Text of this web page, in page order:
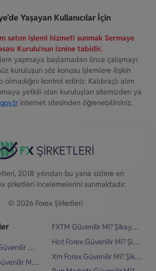
Yaşayan Kullanıcılar İçin
satım işlemi hizmeti sunmak Sermaye
Kurulu’nun iznine tabidir.
yapmaya başlamadan önce çalışmayı
kuruluşun söz konusu işlemlere ilişkin
kontrol ediniz. Kaldıraçlı alım
yetkili olan kuruluşları sitemizden ya
internet sitesinden öğrenebilirsiniz.
2018 yılından bu yana sizlere en
şirketleri incelemelerini sunmaktadır.
© 2026 Forex Şirketleri
Winex Markets Güvenilir Mi? Şikayetler & İnceleme
First Global Fx Güvenilir Mi? Şikayetler & İnceleme
FXTM Güvenilir Mi? Şikayetler & İnceleme
Hot Forex Güvenilir Mi? Şikayetler & İnceleme
Xm Forex Güvenilir Mi? Şikayetler & İnceleme